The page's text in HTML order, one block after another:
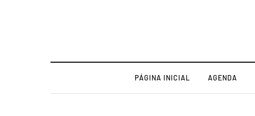
PÁGINA INICIAL AGENDA